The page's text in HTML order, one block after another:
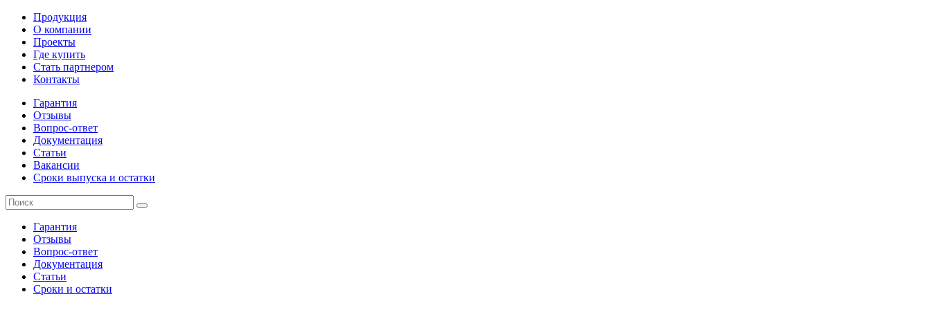
Продукция
О компании
Проекты
Где купить
Стать партнером
Контакты
Гарантия
Отзывы
Вопрос-ответ
Документация
Статьи
Вакансии
Сроки выпуска и остатки
Гарантия
Отзывы
Вопрос-ответ
Документация
Статьи
Сроки и остатки